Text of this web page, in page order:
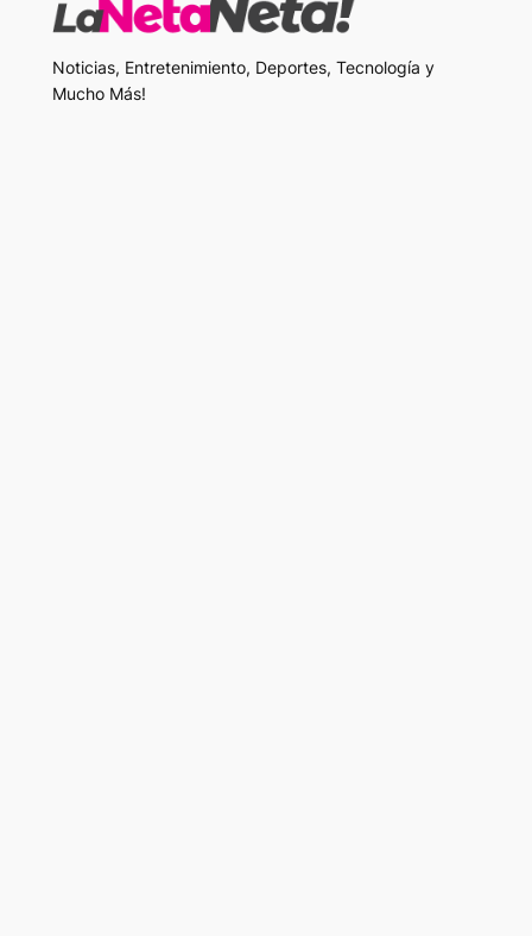
Noticias, Entretenimiento, Deportes, Tecnología y
Mucho Más!